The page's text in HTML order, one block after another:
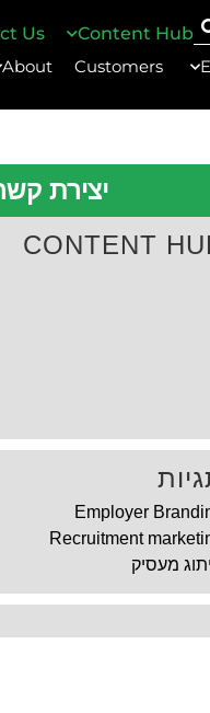
Content Hub
Us
Customers
About
יצירת
CONTENT
Employer
Recruitment
מעסיק